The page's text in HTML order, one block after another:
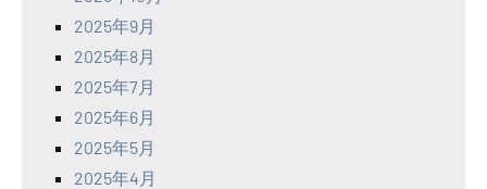
2025年9月
2025年8月
2025年7月
2025年6月
2025年5月
2025年4月